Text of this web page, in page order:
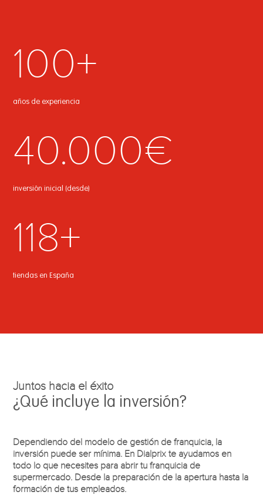
100+
años de experiencia
40.000€
inversión inicial (desde)
118+
tiendas en España
Juntos hacia el éxito
¿Qué incluye la inversión?
Dependiendo del modelo de gestión de franquicia, la
inversión puede ser mínima. En Dialprix te ayudamos en
todo lo que necesites para abrir tu franquicia de
supermercado. Desde la preparación de la apertura hasta la
formación de tus empleados.